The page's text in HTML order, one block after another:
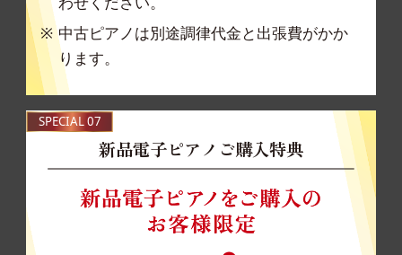
中古ピアノは別途調律代金と出張費がかか
ります。
SPECIAL 07
新品電子ピアノご購入特典